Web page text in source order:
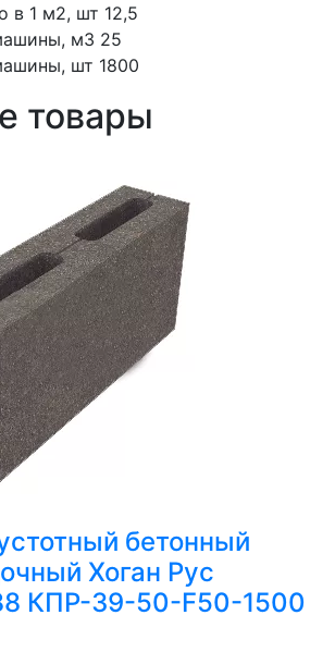
в 1 м2, шт 12,5
м3 25
шт 1800
товары
бетонный
Хоган Рус
КПР-39-50-F50-1500